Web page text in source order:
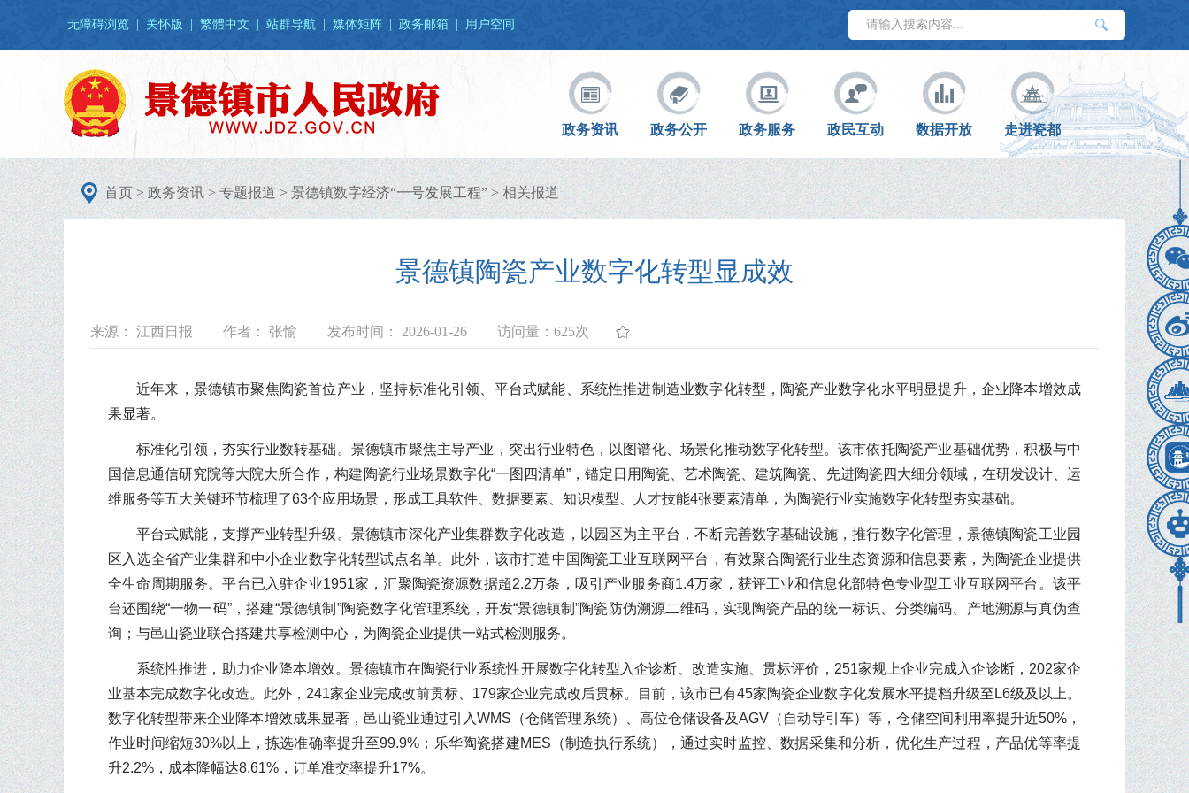
无障碍浏览 关怀版 繁體中文 站群导航 媒体矩阵 政务邮箱 用户空间
政务资讯 政务公开 政务服务 政民互动 数据开放 走进瓷都
首页>政务资讯>专题报道>景德镇数字经济“一号发展工程”>相关报道
景德镇陶瓷产业数字化转型显成效
来源： 江西日报 作者： 张愉 发布时间： 2026-01-26 访问量： 625次
近年来，景德镇市聚焦陶瓷首位产业，坚持标准化引领、平台式赋能、系统性推进制造业数字化转型，陶瓷产业数字化水平明显提升，企业降本增效成
果显著。
标准化引领，夯实行业数转基础。景德镇市聚焦主导产业，突出行业特色，以图谱化、场景化推动数字化转型。该市依托陶瓷产业基础优势，积极与中
国信息通信研究院等大院大所合作，构建陶瓷行业场景数字化“一图四清单”，锚定日用陶瓷、艺术陶瓷、建筑陶瓷、先进陶瓷四大细分领域，在研发设计、运
维服务等五大关键环节梳理了63个应用场景，形成工具软件、数据要素、知识模型、人才技能4张要素清单，为陶瓷行业实施数字化转型夯实基础。
平台式赋能，支撑产业转型升级。景德镇市深化产业集群数字化改造，以园区为主平台，不断完善数字基础设施，推行数字化管理，景德镇陶瓷工业园
区入选全省产业集群和中小企业数字化转型试点名单。此外，该市打造中国陶瓷工业互联网平台，有效聚合陶瓷行业生态资源和信息要素，为陶瓷企业提供
全生命周期服务。平台已入驻企业1951家，汇聚陶瓷资源数据超2.2万条，吸引产业服务商1.4万家，获评工业和信息化部特色专业型工业互联网平台。该平
台还围绕“一物一码”，搭建“景德镇制”陶瓷数字化管理系统，开发“景德镇制”陶瓷防伪溯源二维码，实现陶瓷产品的统一标识、分类编码、产地溯源与真伪查
询；与邑山瓷业联合搭建共享检测中心，为陶瓷企业提供一站式检测服务。
系统性推进，助力企业降本增效。景德镇市在陶瓷行业系统性开展数字化转型入企诊断、改造实施、贯标评价，251家规上企业完成入企诊断，202家企
业基本完成数字化改造。此外，241家企业完成改前贯标、179家企业完成改后贯标。目前，该市已有45家陶瓷企业数字化发展水平提档升级至L6级及以上。
数字化转型带来企业降本增效成果显著，邑山瓷业通过引入WMS（仓储管理系统）、高位仓储设备及AGV（自动导引车）等，仓储空间利用率提升近50%，
作业时间缩短30%以上，拣选准确率提升至99.9%；乐华陶瓷搭建MES（制造执行系统），通过实时监控、数据采集和分析，优化生产过程，产品优等率提
升2.2%，成本降幅达8.61%，订单准交率提升17%。